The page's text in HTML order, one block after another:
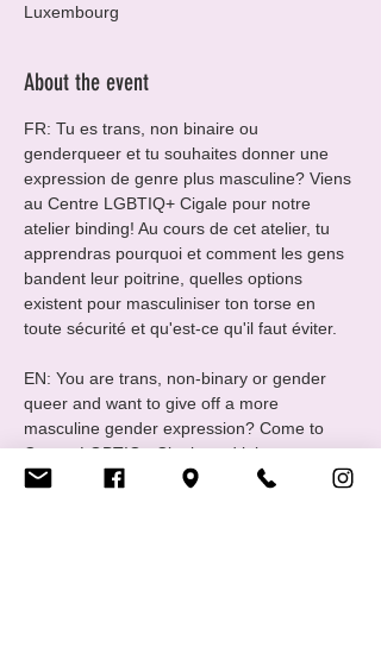
Luxembourg
About the event
FR: Tu es trans, non binaire ou
genderqueer et tu souhaites donner une
expression de genre plus masculine? Viens
au Centre LGBTIQ+ Cigale pour notre
atelier binding! Au cours de cet atelier, tu
apprendras pourquoi et comment les gens
bandent leur poitrine, quelles options
existent pour masculiniser ton torse en
toute sécurité et qu'est-ce qu'il faut éviter.
EN: You are trans, non-binary or gender
queer and want to give off a more
masculine gender expression? Come to
Centre LGBTIQ+ Cigale and join our
binding workshop! During this workshop